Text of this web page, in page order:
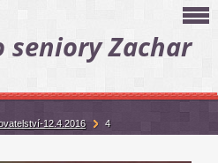
seniory Zachar
12.4.2016 4